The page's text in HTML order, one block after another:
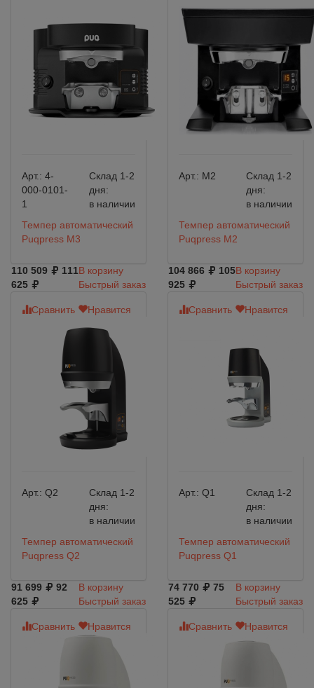
Арт.: 4-
000-0101-
1
Склад 1-2
дня:
в наличии
Темпер автоматический
Puqpress M3
110 509
111
625
В корзину
Быстрый заказ
Арт.: M2
Склад 1-2
дня:
в наличии
Темпер автоматический
Puqpress M2
104 866
105
925
В корзину
Быстрый заказ
Сравнить Нравится
Арт.: Q2
Склад 1-2
дня:
в наличии
Темпер автоматический
Puqpress Q2
91 699
92
625
В корзину
Быстрый заказ
Сравнить Нравится
Арт.: Q1
Склад 1-2
дня:
в наличии
Темпер автоматический
Puqpress Q1
74 770
75
525
В корзину
Быстрый заказ
Сравнить Нравится Сравнить Нравится